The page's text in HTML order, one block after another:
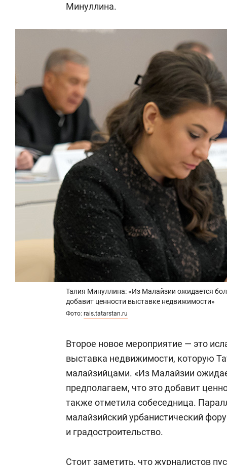
Минуллина.
Талия Минуллина: «Из Малайзии ожидается
добавит ценности выставке недвижимости»
Фото: rais.tatarstan.ru
Второе новое мероприятие — это
выставка недвижимости, которую
малайзийцами. «Из Малайзии
предполагаем, что это добавит
также отметила собеседница.
малайзийский урбанистический
и градостроительство.
Стоит заметить, что журналистов